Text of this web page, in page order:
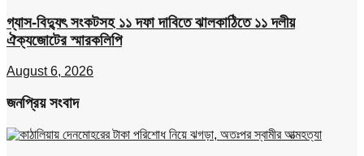
গ্যাস-বিদ্যুৎ সংকটসহ ১১ দফা দাবিতে ঝালকাঠিতে ১১ দলীয়
ঐক্যজোটের স্মারকলিপি
August 6, 2026
জনপ্রিয় সংবাদ